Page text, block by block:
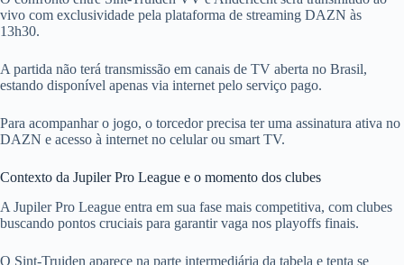
vivo com exclusividade pela plataforma de streaming DAZN às
13h30.
A partida não terá transmissão em canais de TV aberta no Brasil,
estando disponível apenas via internet pelo serviço pago.
Para acompanhar o jogo, o torcedor precisa ter uma assinatura ativa no
DAZN e acesso à internet no celular ou smart TV.
Contexto da Jupiler Pro League e o momento dos clubes
A Jupiler Pro League entra em sua fase mais competitiva, com clubes
buscando pontos cruciais para garantir vaga nos playoffs finais.
O Sint-Truiden aparece na parte intermediária da tabela e tenta se